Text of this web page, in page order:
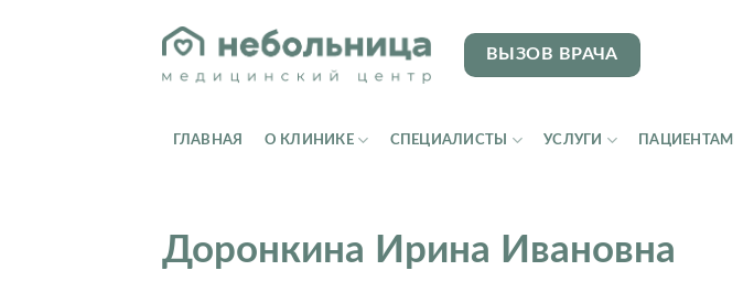
ВЫЗОВ ВРАЧА
ГЛАВНАЯ О КЛИНИКЕ СПЕЦИАЛИСТЫ УСЛУГИ ПАЦИЕНТАМ
Доронкина Ирина Ивановна